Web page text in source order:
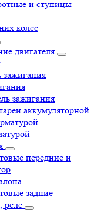
и ступицы
колес
двигателя
зажигания
аккумуляторной
передние и
задние
реле